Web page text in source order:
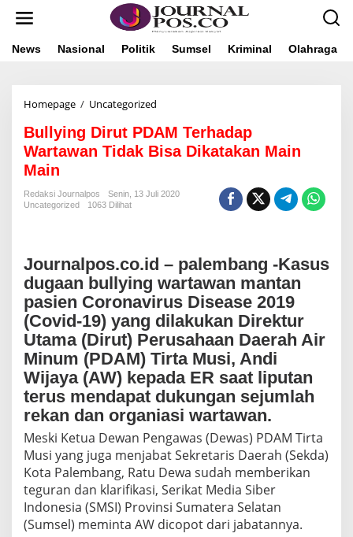
News Nasional Politik Sumsel Kriminal Olahraga
Homepage / Uncategorized
l
l
y
n
u
t
P
D
A
M
T
e
r
h
a
d
p
W
a
a
w
Bullying Dirut PDAM Terhadap
Wartawan Tidak Bisa Dikatakan Main
Main
Redaksi Journalpos
Senin, 13 Juli 2020
Uncategorized
1063 Dilihat
Journalpos.co.id – palembang -Kasus
dugaan bullying wartawan mantan
pasien Coronavirus Disease 2019
(Covid-19) yang dilakukan Direktur
Utama (Dirut) Perusahaan Daerah Air
Minum (PDAM) Tirta Musi, Andi
Wijaya (AW) kepada ER saat liputan
terus mendapat dukungan sejumlah
rekan dan organiasi wartawan.
Meski Ketua Dewan Pengawas (Dewas) PDAM Tirta
Musi yang juga menjabat Sekretaris Daerah (Sekda)
Kota Palembang, Ratu Dewa sudah memberikan
teguran dan klarifikasi, Serikat Media Siber
Indonesia (SMSI) Provinsi Sumatera Selatan
(Sumsel) meminta AW dicopot dari jabatannya.